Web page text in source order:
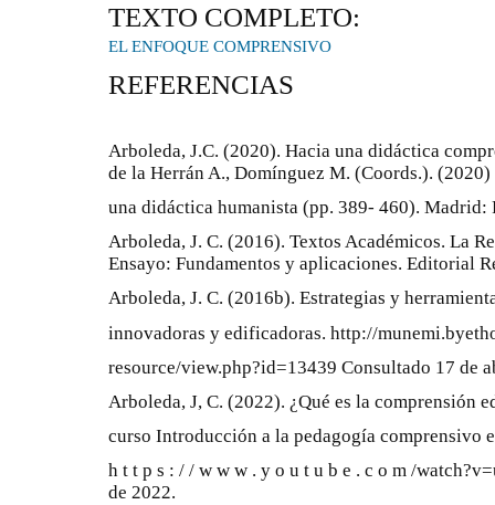
TEXTO COMPLETO:
EL ENFOQUE COMPRENSIVO
REFERENCIAS
Arboleda, J.C. (2020). Hacia una didáctica
de la Herrán A., Domínguez M. (Coords.). (2020)
una didáctica humanista (pp. 389- 460). Madrid:
Arboleda, J. C. (2016). Textos Académicos. La
Ensayo: Fundamentos y aplicaciones. Editorial
Arboleda, J. C. (2016b). Estrategias y
innovadoras y edificadoras. http://
resource/view.php?id=13439 Consultado 17 de
Arboleda, J, C. (2022). ¿Qué es la comprensión
curso Introducción a la pedagogía comprensivo
h t t p s : / / w w w . y o u t u b e . c o m /
de 2022.